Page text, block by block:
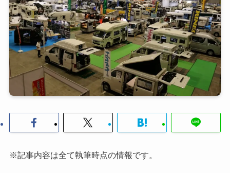
※記事内容は全て執筆時点の情報です。